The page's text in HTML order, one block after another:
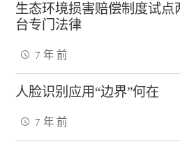
生态环境损害赔偿制度试点
台专门法律
7 年 前
人脸识别应用“边界”何在
7 年 前